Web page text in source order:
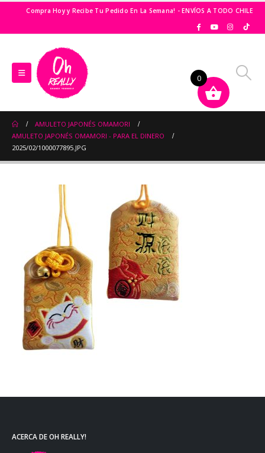
Compra Hoy y Recibe Tu Pedido En La Semana! - ENVÍOS A TODO CHILE
AMULETO JAPONÉS OMAMORI
AMULETO JAPONÉS OMAMORI - PARA EL DINERO
2025/02/1000077895.JPG
ACERCA DE OH REALLY!
0